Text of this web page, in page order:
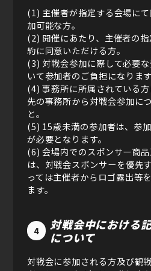
(1) 主催者が指定する会場に
加可能な方。
(2) 開催にあたり、主催者の
約に同意いただける方。
(3) 対戦会参加に際して必要
いて参加者のご負担になります
(4) 事務所に所属されている
先の事務所から対戦会参加に
と。
(5) 15歳未満の参加者は、参
が必要となります。
(6) 会場内でのスポンサー商
は、対戦会スポンサーを優先
っては主催者からロゴ露出等
ます。
4
対戦会中における
について
対戦会に参加される方及び観